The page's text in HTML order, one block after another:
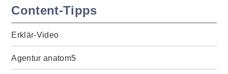
Content-Tipps
Erklär-Video
Agentur anatom5